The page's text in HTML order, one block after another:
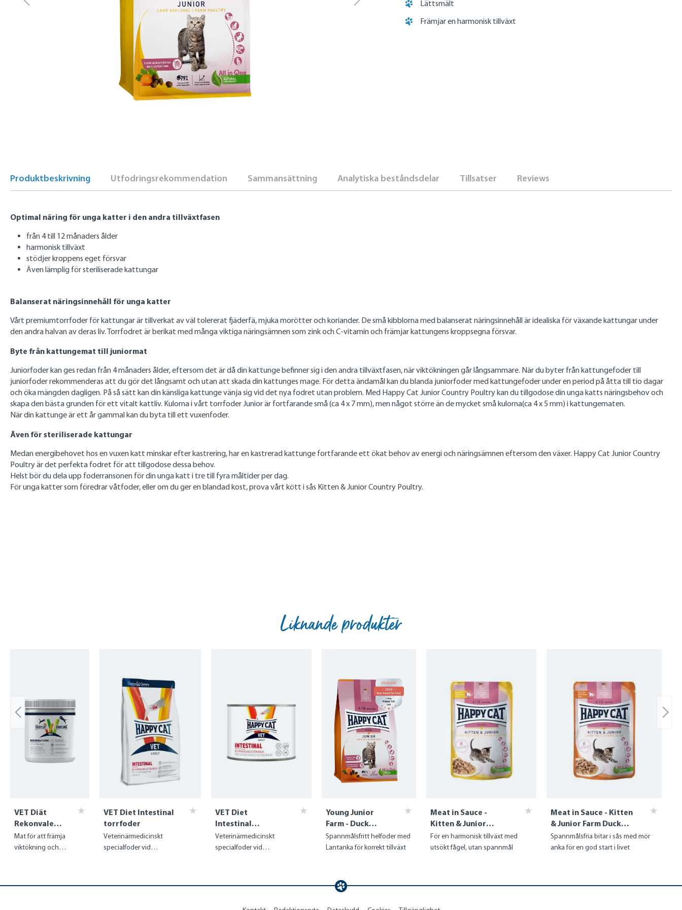
Lättsmält
Främjar en harmonisk tillväxt
Produktbeskrivning Utfodringsrekommendation Sammansättning Analytiska beståndsdelar Tillsatser Reviews
Optimal näring för unga katter i den andra tillväxtfasen
från 4 till 12 månaders ålder
harmonisk tillväxt
stödjer kroppens eget försvar
Även lämplig för steriliserade kattungar
Balanserat näringsinnehåll för unga katter
Vårt premiumtorrfoder för kattungar är tillverkat av väl tolererat fjäderfä, mjuka morötter och koriander. De små kibblorna med balanserat näringsinnehåll är idealiska för växande kattungar under
den andra halvan av deras liv. Torrfodret är berikat med många viktiga näringsämnen som zink och C-vitamin och främjar kattungens kroppsegna försvar.
Byte från kattungemat till juniormat
Juniorfoder kan ges redan från 4 månaders ålder, eftersom det är då din kattunge befinner sig i den andra tillväxtfasen, när viktökningen går långsammare. När du byter från kattungefoder till
juniorfoder rekommenderas att du gör det långsamt och utan att skada din kattunges mage. För detta ändamål kan du blanda juniorfoder med kattungefoder under en period på åtta till tio dagar
och öka mängden dagligen. På så sätt kan din känsliga kattunge vänja sig vid det nya fodret utan problem. Med Happy Cat Junior Country Poultry kan du tillgodose din unga katts näringsbehov och
skapa den bästa grunden för ett vitalt kattliv. Kulorna i vårt torrfoder Junior är fortfarande små (ca 4 x 7 mm), men något större än de mycket små kulorna(ca 4 x 5 mm) i kattungematen.
När din kattunge är ett år gammal kan du byta till ett vuxenfoder.
Även för steriliserade kattungar
Medan energibehovet hos en vuxen katt minskar efter kastrering, har en kastrerad kattunge fortfarande ett ökat behov av energi och näringsämnen eftersom den växer. Happy Cat Junior Country
Poultry är det perfekta fodret för att tillgodose dessa behov.
Helst bör du dela upp foderransonen för din unga katt i tre till fyra måltider per dag.
För unga katter som föredrar våtfoder, eller om du ger en blandad kost, prova vårt kött i sås Kitten & Junior Country Poultry.
Liknande produkter
VET Diät
Rekonvalesz
enz
Mat för att främja
viktökning och
VET Diet Intestinal
torrfoder
Veterinärmedicinskt
specialfoder vid
VET Diet
Intestinal
våtfoder
Veterinärmedicinskt
specialfoder vid
Young Junior
Farm - Duck
(Anka)
Spannmålsfritt helfoder med
Lantanka för korrekt tillväxt
Meat in Sauce -
Kitten & Junior
Poultry (Fågel)
För en harmonisk tillväxt med
utsökt fågel, utan spannmål
Meat in Sauce - Kitten
& Junior Farm Duck
(Anka)
Spannmålsfria bitar i sås med mör
anka för en god start i livet